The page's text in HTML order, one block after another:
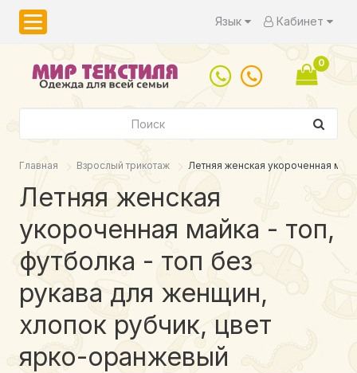
Язык Кабинет
0
Главная Взрослый трикотаж Летняя женская укороченная
Летняя женская
укороченная майка - топ,
футболка - топ без
рукава для женщин,
хлопок рубчик, цвет
ярко-оранжевый